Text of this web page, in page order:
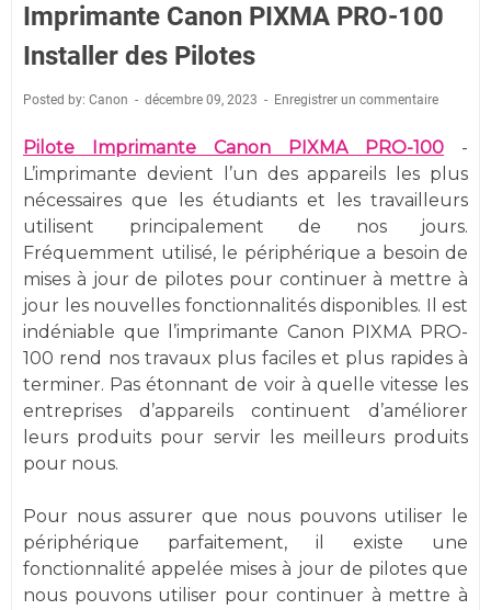
Imprimante Canon PIXMA PRO-100
Installer des Pilotes
Posted by: Canon décembre 09, 2023 Enregistrer un commentaire
Pilote Imprimante Canon PIXMA PRO-100 -
L’imprimante devient l’un des appareils les plus
nécessaires que les étudiants et les travailleurs
utilisent principalement de nos jours.
Fréquemment utilisé, le périphérique a besoin de
mises à jour de pilotes pour continuer à mettre à
jour les nouvelles fonctionnalités disponibles. Il est
indéniable que l’imprimante Canon PIXMA PRO-
100 rend nos travaux plus faciles et plus rapides à
terminer. Pas étonnant de voir à quelle vitesse les
entreprises d’appareils continuent d’améliorer
leurs produits pour servir les meilleurs produits
pour nous.
Pour nous assurer que nous pouvons utiliser le
périphérique parfaitement, il existe une
fonctionnalité appelée mises à jour de pilotes que
nous pouvons utiliser pour continuer à mettre à